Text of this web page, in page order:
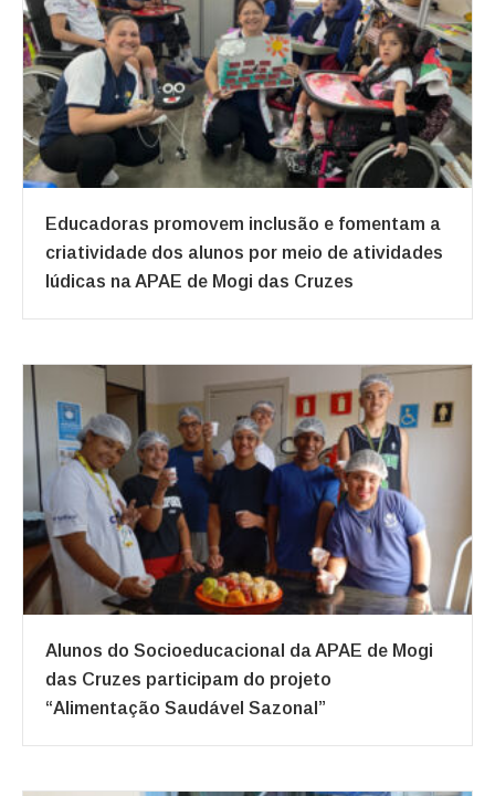
Educadoras promovem inclusão e fomentam a
criatividade dos alunos por meio de atividades
lúdicas na APAE de Mogi das Cruzes
Alunos do Socioeducacional da APAE de Mogi
das Cruzes participam do projeto
“Alimentação Saudável Sazonal”